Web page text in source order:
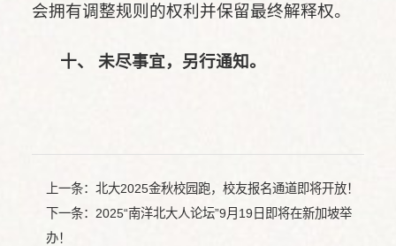
会拥有调整规则的权利并保留最终解释权。
十、 未尽事宜，另行通知。
上一条： 北大2025金秋校园跑，校友报名通道即将开放！
下一条： 2025“南洋北大人论坛”9月19日即将在新加坡举
办！